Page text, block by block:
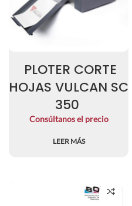
PLOTER CORTE
HOJAS VULCAN SC
350
Consúltanos el precio
LEER MÁS